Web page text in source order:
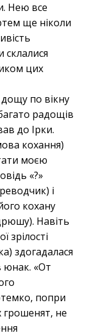
Нею все
ще ніколи
склалися
цих
по вікну
радощів
до Ірки.
кохання)
моєю
«?»
і
кохану
Навіть
зрілості
здогадалася
юнак. «От
попри
не